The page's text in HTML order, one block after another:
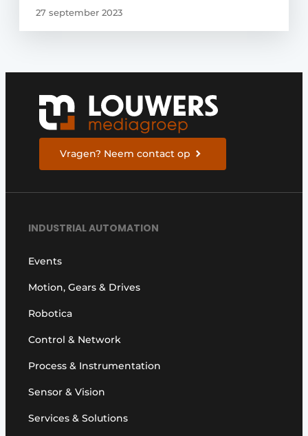
27 september 2023
Vragen? Neem contact op
INDUSTRIAL AUTOMATION
Events
Motion, Gears & Drives
Robotica
Control & Network
Process & Instrumentation
Sensor & Vision
Services & Solutions